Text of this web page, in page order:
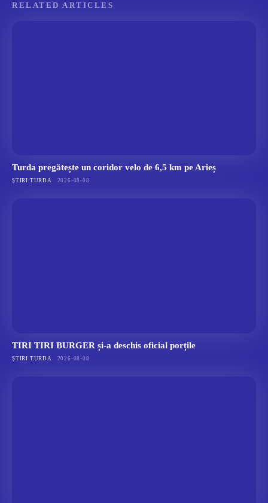
RELATED ARTICLES
Turda pregătește un coridor velo de 6,5 km pe Arieș
ȘTIRI TURDA 2026-08-08
TIRI TIRI BURGER și-a deschis oficial porțile
ȘTIRI TURDA 2026-08-08